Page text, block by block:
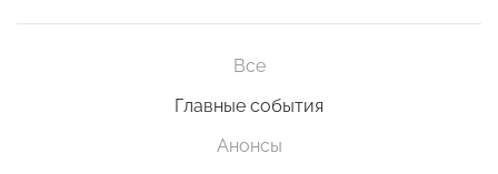
Все
Главные события
Анонсы